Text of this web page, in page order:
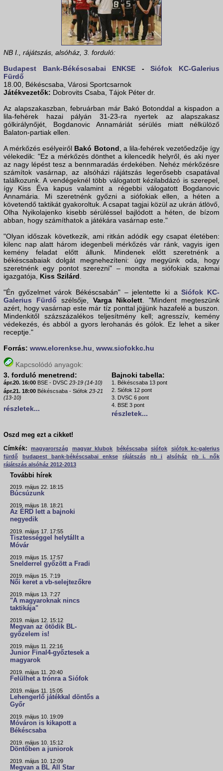
NB I., rájátszás, alsóház, 3. forduló:
Budapest Bank-Békéscsabai ENKSE -Siófok KC-Galerius
Fürdő
18.00, Békéscsaba, Városi Sportcsarnok
Játékvezetők: Dobrovits Csaba, Tájok Péter dr.
Az alapszakaszban, februárban már Bakó Botonddal a kispadon a
lila-fehérek hazai pályán 31-23-ra nyertek az alapszakasz
gólkirálynőjét, Bogdanovic Annamáriát sérülés miatt nélkülöző
Balaton-partiak ellen.
A mérkőzés esélyeiről Bakó Botond, a lila-fehérek vezetőedzője így
vélekedik: "Ez a mérkőzés dönthet a kilencedik helyről, és aki nyer
az nagy lépést tesz a bennmaradás érdekében. Nehéz mérkőzésre
számítok vasárnap, az alsóházi rájátszás legerősebb csapatával
találkozunk. A vendégeknél több válogatott kézilabdázó is szerepel,
így Kiss Éva kapus valamint a régebbi válogatott Bogdanovic
Annamária. Mi szeretnénk győzni a siófokiak ellen, a héten a
követendő taktikát gyakoroltuk. A csapat tagjai közül az ukrán átlövő,
Olha Nyikolajenko kisebb sérüléssel bajlódott a héten, de bízom
abban, hogy számíthatok a játékára vasárnap este."
"Olyan időszak következik, ami ritkán adódik egy csapat életében:
kilenc nap alatt három idegenbeli mérkőzés vár ránk, vagyis igen
kemény feladat előtt állunk. Mindenek előtt szeretnénk a
békéscsabaiak dolgát megnehezíteni: úgy megyünk oda, hogy
szeretnénk egy pontot szerezni" – mondta a siófokiak szakmai
igazgatója, Kiss Szilárd.
"Én győzelmet várok Békéscsabán" – jelentette ki aSiófok KC-
Galerius Fürdő szélsője, Varga Nikolett. "Mindent megteszünk
azért, hogy vasárnap este már tíz ponttal jöjjünk hazafelé a buszon.
Mindenkitől százszázalékos teljesítmény kell; agresszív, kemény
védekezés, és abból a gyors lerohanás és gólok. Ez lehet a siker
receptje."
Forrás: www.elorenkse.hu, www.siofokkc.hu
Kapcsolódó anyagok:
3. forduló menetrend:
ápr.20. 16:00 BSE - DVSC 23-19 (14-10)
ápr.21. 18:00 Békéscsaba - Siófok 23-21
(13-10)
részletek...
Bajnoki tabella:
1. Békéscsaba 13 pont
2. Siófok 12 pont
3. DVSC 6 pont
4. BSE 3 pont
részletek...
Oszd meg ezt a cikket!
Címkék:
magyarország magyar klubok békéscsaba siófok
siófok kc-galerius
fürdő
budapest bank-békéscsabai enkse rájátszás nb i alsóház
nb i. nők
rájátszás alsóház 2012-2013
További hírek
2019. május 22. 18:15
Búcsúzunk
2019. május 18. 18:21
Az ÉRD lett a bajnoki
negyedik
2019. május 17. 17:55
Tisztességgel helytállt a
Móvár
2019. május 15. 17:57
Snelderrel győzött a Fradi
2019. május 15. 7:19
Női keret a vb-selejtezőkre
2019. május 13. 7:27
"A magyaroknak nincs
taktikája"
2019. május 12. 15:12
Megvan az ötödik BL-
győzelem is!
2019. május 11. 22:16
Junior Final4-győztesek a
magyarok
2019. május 11. 20:40
Felülhet a trónra a Siófok
2019. május 11. 15:05
Lehengerlő játékkal döntős a
Győr
2019. május 10. 19:09
Móváron is kikapott a
Békéscsaba
2019. május 10. 15:12
Döntőben a juniorok
2019. május 10. 12:09
Megvan a BL All Star